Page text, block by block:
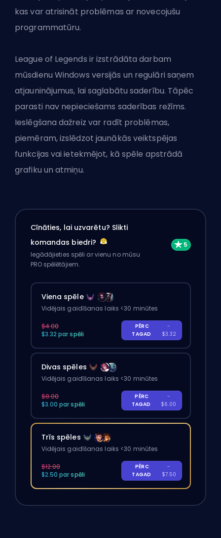
kas var atrisināt problēmas ar novecojušu
programmatūru.
League of Legends ir izstrādāta darbam
mūsdienu Windows versijās un regulāri saņem
atjauninājumus, lai saglabātu saderību. Tāpēc
parasti nav nepieciešams saderības režīms.
Ieslēgšana dažreiz var radīt problēmas,
piemēram, izslēdzot jaunākās veiktspējas
funkcijas vai ietekmējot, kā spēle apstrādā
grafiku un atmiņu.
Cīnāties, lai uzvarētu? Slikti
komandas biedri?
Iegādājieties spēli ar vienu no mūsu
PRO spēlētājiem.
Viena spēle
Vidējais gaidīšanas laiks <30 minūtes
$4.00
$3.32 par spēli
PĒRC
TAGAD
-
$3.32
Divas spēles
Vidējais gaidīšanas laiks <30 minūtes
$8.00
$3.00 par spēli
PĒRC
TAGAD
-
$6.00
Trīs spēles
Vidējais gaidīšanas laiks <30 minūtes
$12.00
$2.50 par spēli
PĒRC
TAGAD
-
$7.50